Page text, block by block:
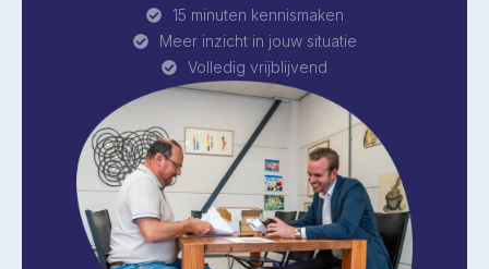
15 minuten kennismaken
Meer inzicht in jouw situatie
Volledig vrijblijvend